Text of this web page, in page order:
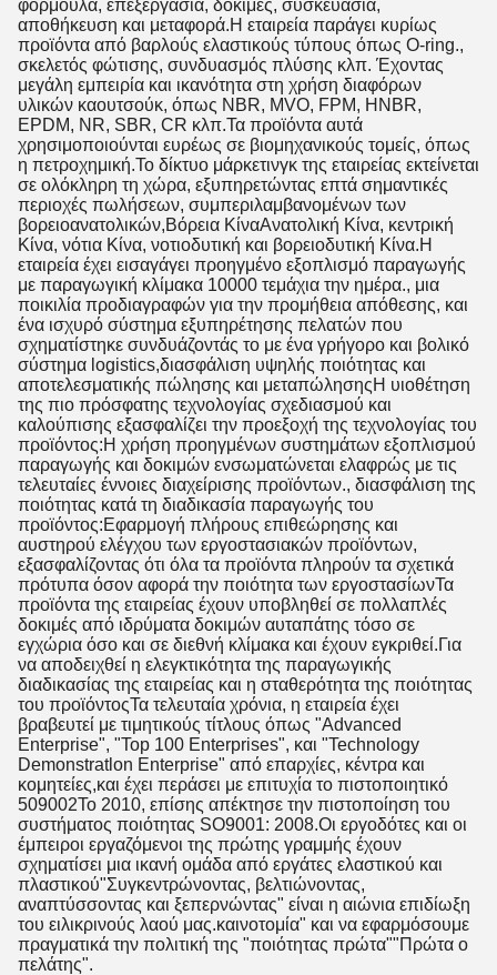
φόρμουλα, επεξεργασία, δοκιμές, συσκευασία,
αποθήκευση και μεταφορά.Η εταιρεία παράγει κυρίως
προϊόντα από βαρλούς ελαστικούς τύπους όπως O-ring.,
σκελετός φώτισης, συνδυασμός πλύσης κλπ. Έχοντας
μεγάλη εμπειρία και ικανότητα στη χρήση διαφόρων
υλικών καουτσούκ, όπως NBR, MVO, FPM, HNBR,
EPDM, NR, SBR, CR κλπ.Τα προϊόντα αυτά
χρησιμοποιούνται ευρέως σε βιομηχανικούς τομείς, όπως
η πετροχημική.Το δίκτυο μάρκετινγκ της εταιρείας εκτείνεται
σε ολόκληρη τη χώρα, εξυπηρετώντας επτά σημαντικές
περιοχές πωλήσεων, συμπεριλαμβανομένων των
βορειοανατολικών,Βόρεια ΚίναΑνατολική Κίνα, κεντρική
Κίνα, νότια Κίνα, νοτιοδυτική και βορειοδυτική Κίνα.Η
εταιρεία έχει εισαγάγει προηγμένο εξοπλισμό παραγωγής
με παραγωγική κλίμακα 10000 τεμάχια την ημέρα., μια
ποικιλία προδιαγραφών για την προμήθεια απόθεσης, και
ένα ισχυρό σύστημα εξυπηρέτησης πελατών που
σχηματίστηκε συνδυάζοντάς το με ένα γρήγορο και βολικό
σύστημα logistics,διασφάλιση υψηλής ποιότητας και
αποτελεσματικής πώλησης και μεταπώλησηςΗ υιοθέτηση
της πιο πρόσφατης τεχνολογίας σχεδιασμού και
καλούπισης εξασφαλίζει την προεξοχή της τεχνολογίας του
προϊόντος:Η χρήση προηγμένων συστημάτων εξοπλισμού
παραγωγής και δοκιμών ενσωματώνεται ελαφρώς με τις
τελευταίες έννοιες διαχείρισης προϊόντων., διασφάλιση της
ποιότητας κατά τη διαδικασία παραγωγής του
προϊόντος:Εφαρμογή πλήρους επιθεώρησης και
αυστηρού ελέγχου των εργοστασιακών προϊόντων,
εξασφαλίζοντας ότι όλα τα προϊόντα πληρούν τα σχετικά
πρότυπα όσον αφορά την ποιότητα των εργοστασίωνΤα
προϊόντα της εταιρείας έχουν υποβληθεί σε πολλαπλές
δοκιμές από ιδρύματα δοκιμών αυταπάτης τόσο σε
εγχώρια όσο και σε διεθνή κλίμακα και έχουν εγκριθεί.Για
να αποδειχθεί η ελεγκτικότητα της παραγωγικής
διαδικασίας της εταιρείας και η σταθερότητα της ποιότητας
του προϊόντοςΤα τελευταία χρόνια, η εταιρεία έχει
βραβευτεί με τιμητικούς τίτλους όπως "Advanced
Enterprise", "Top 100 Enterprises", και "Technology
Demonstratlon Enterprise" από επαρχίες, κέντρα και
κομητείες,και έχει περάσει με επιτυχία το πιστοποιητικό
509002Το 2010, επίσης απέκτησε την πιστοποίηση του
συστήματος ποιότητας SO9001: 2008.Οι εργοδότες και οι
έμπειροι εργαζόμενοι της πρώτης γραμμής έχουν
σχηματίσει μια ικανή ομάδα από εργάτες ελαστικού και
πλαστικού"Συγκεντρώνοντας, βελτιώνοντας,
αναπτύσσοντας και ξεπερνώντας" είναι η αιώνια επιδίωξη
του ειλικρινούς λαού μας.καινοτομία" και να εφαρμόσουμε
πραγματικά την πολιτική της "ποιότητας πρώτα""Πρώτα ο
πελάτης".